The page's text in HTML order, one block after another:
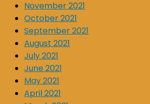
November 2021
October 2021
September 2021
August 2021
July 2021
June 2021
May 2021
April 2021